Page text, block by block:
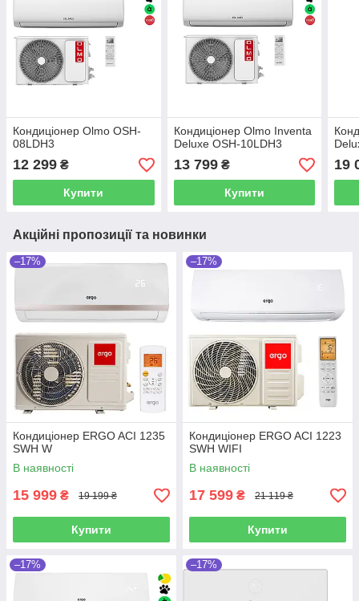
Кондиціонер Olmo OSH-
08LDH3
12 299 ₴
Купити
Кондиціонер Olmo Inventa
Deluxe OSH-10LDH3
13 799₴
Купити
19
Акційні пропозиції та новинки
–17%
Кондиціонер ERGO ACI 1235
SWН W
В наявності
15 999 ₴ 19 199 ₴
Купити
–17%
Кондиціонер ERGO ACI 1223
SWН WIFI
В наявності
17 599 ₴ 21 119 ₴
Купити
–17% –17%